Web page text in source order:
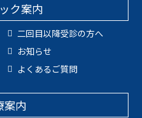
ク案内
二回目以降受診の方へ
お知らせ
よくあるご質問
案内